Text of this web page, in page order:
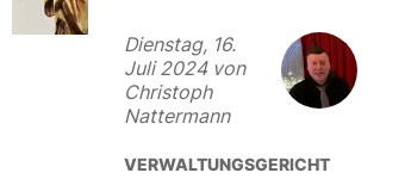
Dienstag, 16.
Juli 2024 von
Christoph
Nattermann
VERWALTUNGSGERICHT